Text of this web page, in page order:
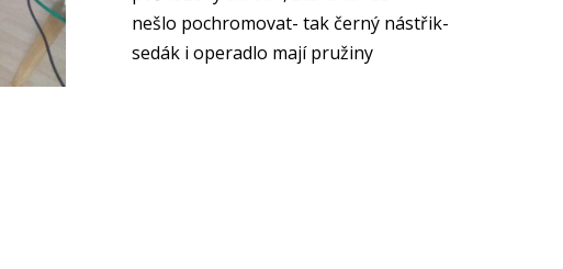
nešlo pochromovat- tak černý nástřik-
sedák i operadlo mají pružiny